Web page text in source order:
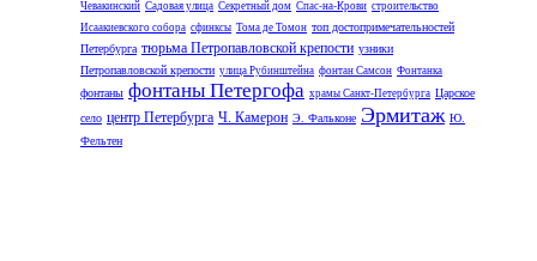
Чевакинский Садовая улица Секретный дом Спас-на-Крови строительство
Исаакиевского собора сфинксы Тома де Томон топ достопримечательностей
Петербурга тюрьма Петропавловской крепости узники
Петропавловской крепости улица Рубинштейна фонтан Самсон Фонтанка
фонтаны фонтаны Петергофа храмы Санкт-Петербурга Царское
село центр Петербурга Ч. Камерон Э. Фальконе Эрмитаж Ю.
Фельтен